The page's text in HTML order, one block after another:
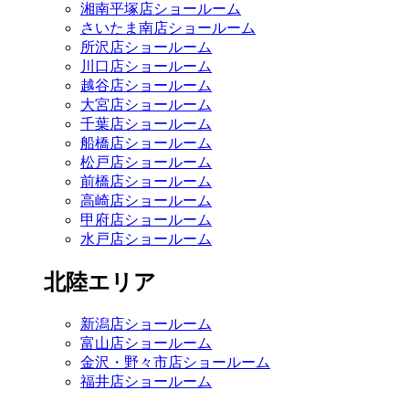
湘南平塚店ショールーム
さいたま南店ショールーム
所沢店ショールーム
川口店ショールーム
越谷店ショールーム
大宮店ショールーム
千葉店ショールーム
船橋店ショールーム
松戸店ショールーム
前橋店ショールーム
高崎店ショールーム
甲府店ショールーム
水戸店ショールーム
北陸エリア
新潟店ショールーム
富山店ショールーム
金沢・野々市店ショールーム
福井店ショールーム